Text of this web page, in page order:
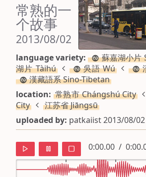
常熟的一
个故事
2013/08/02
language variety: 蘇嘉湖小片
湖片 Tàihú
吳語 Wú
漢藏語系 Sino-Tibetan
location: 常熟市 Chángshú City
City
江苏省 Jiāngsū
uploaded by: patkaiist 2013/08/02
0:00.00 /